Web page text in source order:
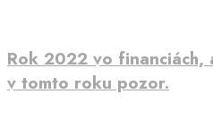
Rok 2022 vo
v tomto roku pozor.